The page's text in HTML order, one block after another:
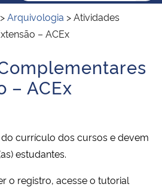
>Arquivologia >Atividades
– ACEx
– ACEx
currículo dos cursos e devem
estudantes.
o registro, acesse o tutorial